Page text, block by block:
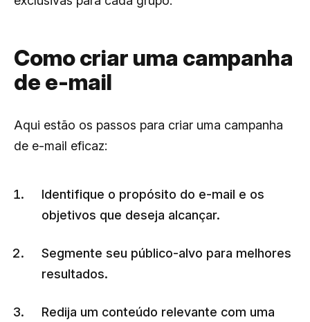
Como criar uma campanha
de e-mail
Aqui estão os passos para criar uma campanha
de e-mail eficaz:
Identifique o propósito do e-mail e os
objetivos que deseja alcançar.
Segmente seu público-alvo para melhores
resultados.
Redija um conteúdo relevante com uma